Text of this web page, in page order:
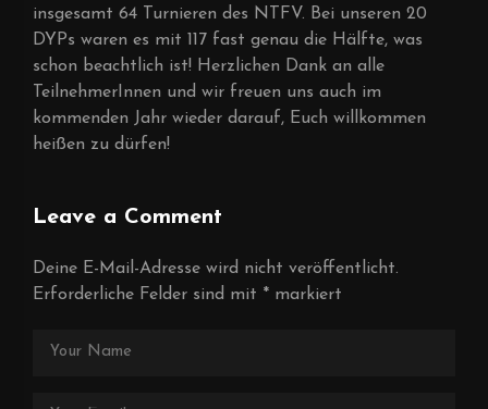
insgesamt 64 Turnieren des NTFV. Bei unseren 20
DYPs waren es mit 117 fast genau die Hälfte, was
schon beachtlich ist! Herzlichen Dank an alle
TeilnehmerInnen und wir freuen uns auch im
kommenden Jahr wieder darauf, Euch willkommen
heißen zu dürfen!
Leave a Comment
Deine E-Mail-Adresse wird nicht veröffentlicht.
Erforderliche Felder sind mit * markiert